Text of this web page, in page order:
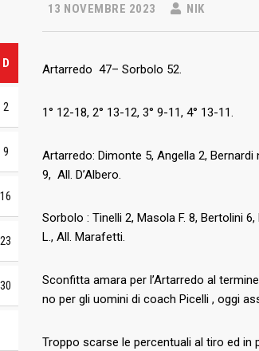
13 NOVEMBRE 2023 NIK
Artarredo 47– Sorbolo 52.
1° 12-18, 2° 13-12, 3° 9-11, 4° 13-11.
Artarredo: Dimonte 5, Angella 2,
9, All. D’Albero.
Sorbolo : Tinelli 2, Masola F. 8, Bertolini
L., All. Marafetti.
Sconfitta amara per l’Artarredo al
no per gli uomini di coach Picelli , oggi
Troppo scarse le percentuali al tiro ed in
D
2
9
16
23
30